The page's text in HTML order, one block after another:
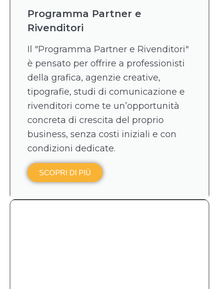
Programma Partner e
Rivenditori
Il "Programma Partner e Rivenditori"
è pensato per offrire a professionisti
della grafica, agenzie creative,
tipografie, studi di comunicazione e
rivenditori come te un’opportunità
concreta di crescita del proprio
business, senza costi iniziali e con
condizioni dedicate.
SCOPRI DI PIÙ